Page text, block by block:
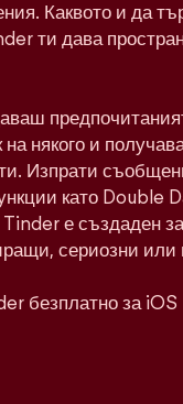
Каквото и да
ти дава
някого и
Изпрати
като Double
е създаден
сериозни или
безплатно за